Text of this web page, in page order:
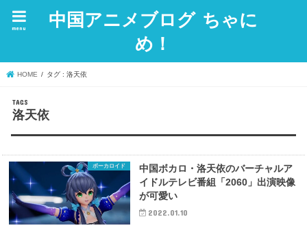
中国アニメブログ ちゃに
め！
menu
HOME タグ : 洛天依
洛天依
ボーカロイド
中国ボカロ・洛天依のバーチャルア
イドルテレビ番組「2060」出演映像
が可愛い
2022.01.10